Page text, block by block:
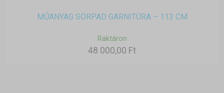
MŰANYAG SÖRPAD GARNITÚRA – 113 CM
Raktáron
48 000,00 Ft